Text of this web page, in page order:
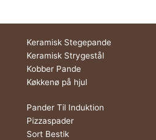
Keramisk Stegepande
Keramisk Strygestål
Kobber Pande
Køkkenø på hjul
Pander Til Induktion
Pizzaspader
Sort Bestik